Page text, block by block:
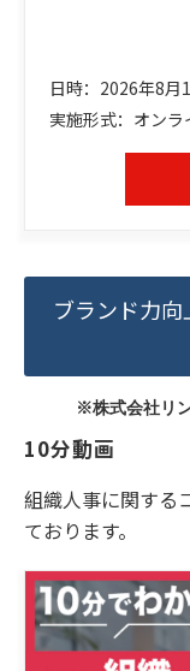
日時：2026年8月
実施形式：オンラ
ブランド力
※株式会社リ
10分動画
組織人事に関する
ております。